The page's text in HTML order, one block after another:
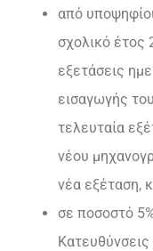
από
σχολικό έτος
εξετάσεις
εισαγωγής
τελευταία
νέου
νέα εξέταση,
σε ποσοστό